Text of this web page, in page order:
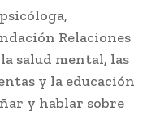
Relaciones
salud mental, las
y la educación
y hablar sobre